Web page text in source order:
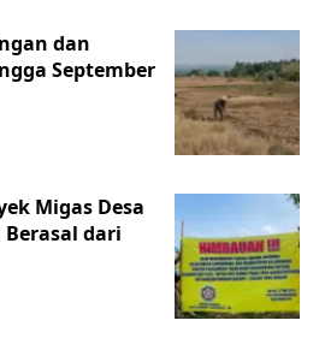
dan
September
Migas Desa
dari